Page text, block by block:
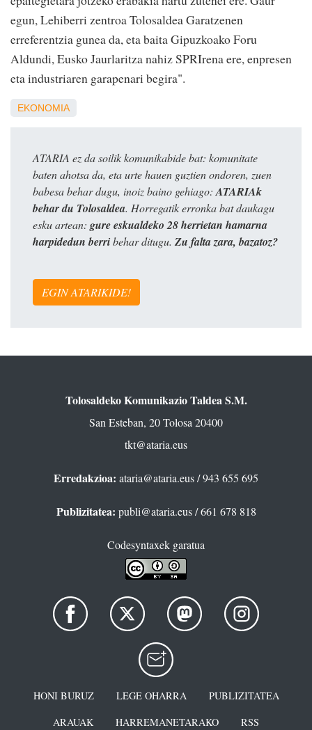
egun, Lehiberri zentroa Tolosaldea Garatzenen
erreferentzia gunea da, eta baita Gipuzkoako Foru
Aldundi, Eusko Jaurlaritza nahiz SPRIrena ere, enpresen
eta industriaren garapenari begira".
EKONOMIA
ATARIA ez da soilik komunikabide bat: komunitate
baten ahotsa da, eta urte hauen guztien ondoren, zuen
babesa behar dugu, inoiz baino gehiago: ATARIAk
behar du Tolosaldea. Horregatik erronka bat daukagu
esku artean: gure eskualdeko 28 herrietan hamarna
harpidedun berribehar ditugu. Zu falta zara, bazatoz?
EGIN ATARIKIDE!
Tolosaldeko Komunikazio Taldea S.M.
San Esteban, 20 Tolosa 20400
tkt@ataria.eus
Erredakzioa: ataria@ataria.eus/ 943 655 695
Publizitatea: publi@ataria.eus/ 661 678 818
Codesyntaxek garatua
HONI BURUZ LEGE OHARRA
PUBLIZITATEA
ARAUAK
HARREMANETARAKO RSS